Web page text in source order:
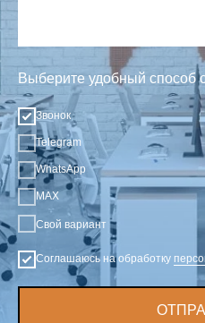
Выберите удобный способ
Звонок
Telegram
WhatsApp
MAX
Свой вариант
Соглашаюсь на обработку